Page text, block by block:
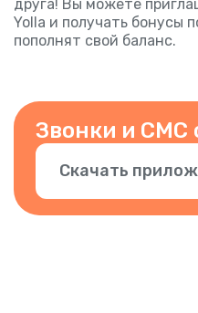
друга! Вы можете
Yolla и получать бонусы
пополнят свой баланс.
Звонки и СМС
Скачать